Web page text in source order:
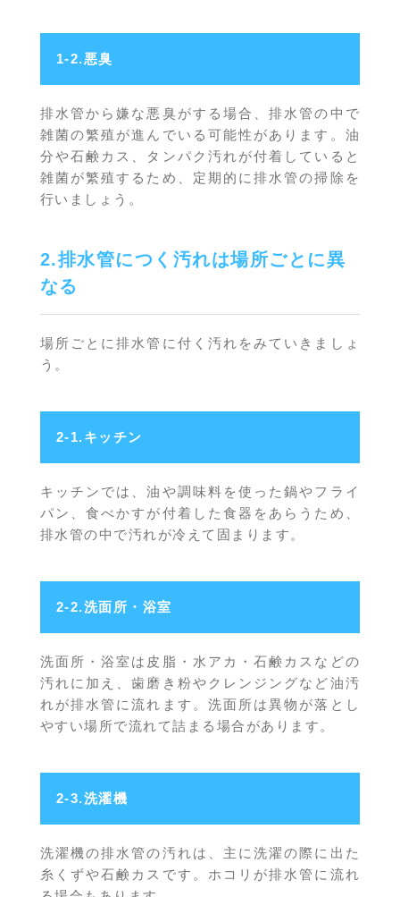
1-2.悪臭
排水管から嫌な悪臭がする場合、排水管の中で
雑菌の繁殖が進んでいる可能性があります。油
分や石鹸カス、タンパク汚れが付着していると
雑菌が繁殖するため、定期的に排水管の掃除を
行いましょう。
2.排水管につく汚れは場所ごとに異
なる
場所ごとに排水管に付く汚れをみていきましょ
う。
2-1.キッチン
キッチンでは、油や調味料を使った鍋やフライ
パン、食べかすが付着した食器をあらうため、
排水管の中で汚れが冷えて固まります。
2-2.洗面所・浴室
洗面所・浴室は皮脂・水アカ・石鹸カスなどの
汚れに加え、歯磨き粉やクレンジングなど油汚
れが排水管に流れます。洗面所は異物が落とし
やすい場所で流れて詰まる場合があります。
2-3.洗濯機
洗濯機の排水管の汚れは、主に洗濯の際に出た
糸くずや石鹸カスです。ホコリが排水管に流れ